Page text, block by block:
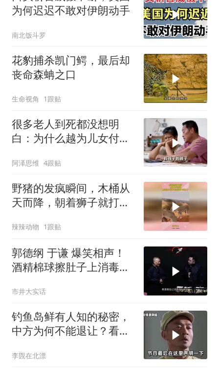
为何迟迟不敢对伊朗动手
南北饭斗罗
花豹捕杀凯门鳄，最后却
丧命森蚺之口
生命视角 1跟贴
很多老人到死都没想明
白：为什么越为儿女付
阿泽思维 4跟贴
野猪的发疯瞬间，木桶从
天而降，朝着狮子就打去
辣辣动物 1跟贴
郭德纲 于谦 爆笑相声！
酒精棉球擦肚子上消毒，
擦反了？
市井大实话
钓鱼岛鲜有人知的秘密，
中方为何不能退让？看完
李覴在北漂